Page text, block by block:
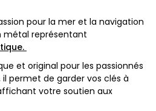
pour la mer et la navigation
représentant
et original pour les passionnés
permet de garder vos clés à
votre soutien aux